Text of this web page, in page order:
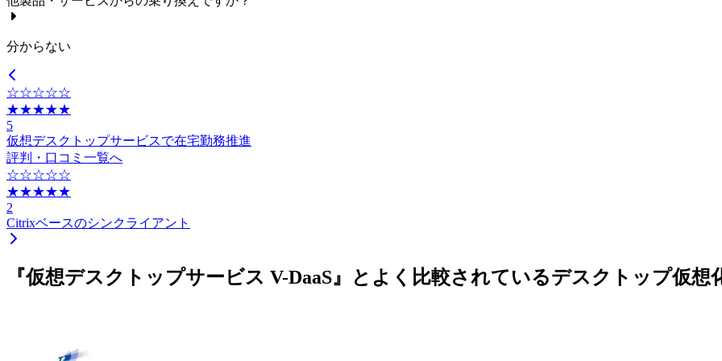
分からない
☆☆☆☆☆
★★★★★
5
仮想デスクトップサービスで在宅勤務推進
評判・口コミ一覧へ
☆☆☆☆☆
★★★★★
2
Citrixベースのシンクライアント
『仮想デスクトップサービス V-DaaS』とよく比較されているデスクトップ仮想